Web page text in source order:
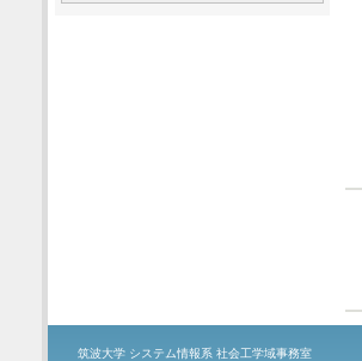
筑波大学 システム情報系 社会工学域事務室